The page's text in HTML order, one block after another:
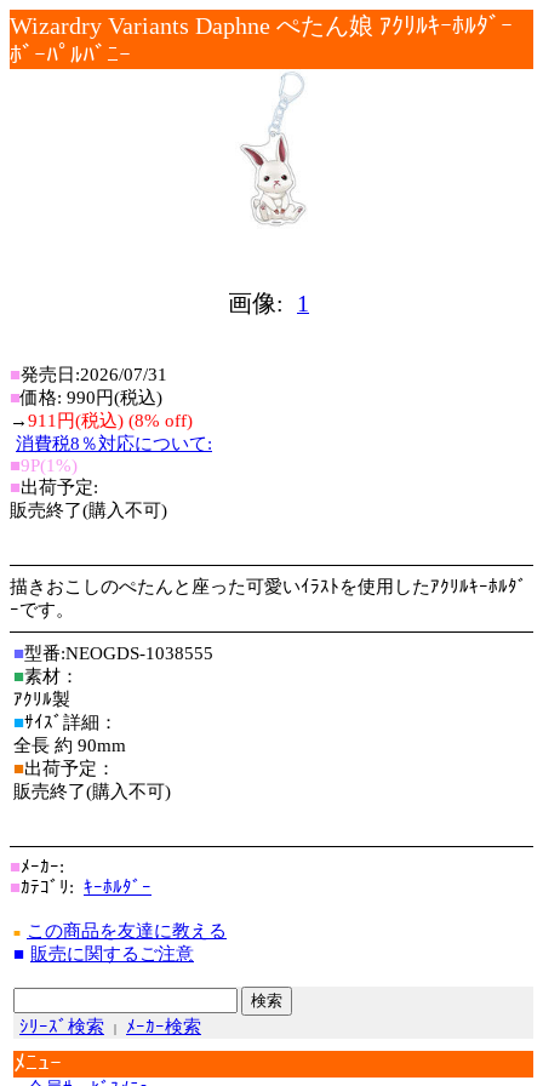
Wizardry Variants Daphne ぺたん娘 ｱｸﾘﾙｷｰﾎﾙﾀﾞｰ
ﾎﾞｰﾊﾟﾙﾊﾞﾆｰ
画像: 1
■発売日:2026/07/31
■価格: 990円(税込)
→911円(税込) (8% off)
消費税8％対応について:
■9P(1%)
■出荷予定:
販売終了(購入不可)
描きおこしのぺたんと座った可愛いｲﾗｽﾄを使用したｱｸﾘﾙｷｰﾎﾙﾀﾞ
ｰです。
■型番:NEOGDS-1038555
■素材：
ｱｸﾘﾙ製
■ｻｲｽﾞ詳細：
全長 約 90mm
■出荷予定：
販売終了(購入不可)
■ﾒｰｶｰ:
■ｶﾃｺﾞﾘ: ｷｰﾎﾙﾀﾞｰ
■
この商品を友達に教える
■ 販売に関するご注意
ｼﾘｰｽﾞ検索 | ﾒｰｶｰ検索
ﾒﾆｭｰ